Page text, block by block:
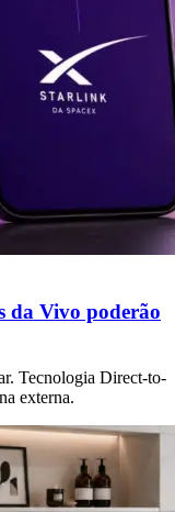
da Vivo poderão
Tecnologia Direct-to-
externa.